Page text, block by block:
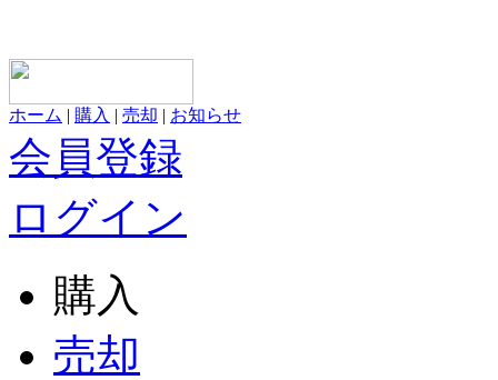
ホーム | 購入 | 売却 | お知らせ
会員登録
ログイン
購入
売却